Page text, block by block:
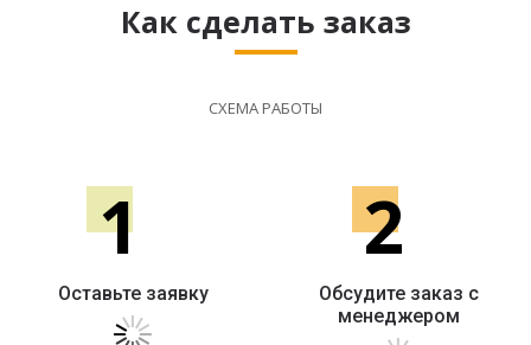
Как сделать заказ
СХЕМА РАБОТЫ
1
Оставьте заявку
2
Обсудите заказ с
менеджером